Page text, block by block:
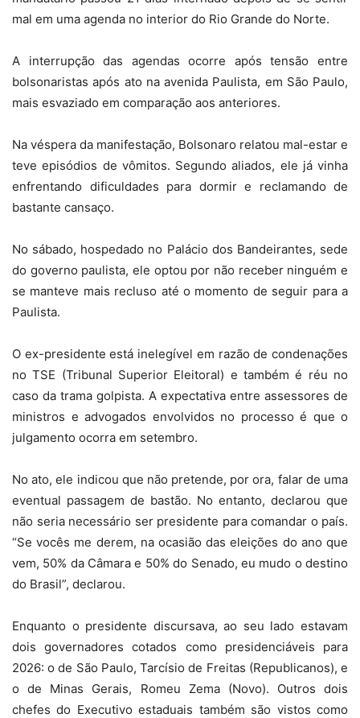
mal em uma agenda no interior do Rio Grande do Norte.
A interrupção das agendas ocorre após tensão entre
bolsonaristas após ato na avenida Paulista, em São Paulo,
mais esvaziado em comparação aos anteriores.
Na véspera da manifestação, Bolsonaro relatou mal-estar e
teve episódios de vômitos. Segundo aliados, ele já vinha
enfrentando dificuldades para dormir e reclamando de
bastante cansaço.
No sábado, hospedado no Palácio dos Bandeirantes, sede
do governo paulista, ele optou por não receber ninguém e
se manteve mais recluso até o momento de seguir para a
Paulista.
O ex-presidente está inelegível em razão de condenações
no TSE (Tribunal Superior Eleitoral) e também é réu no
caso da trama golpista. A expectativa entre assessores de
ministros e advogados envolvidos no processo é que o
julgamento ocorra em setembro.
No ato, ele indicou que não pretende, por ora, falar de uma
eventual passagem de bastão. No entanto, declarou que
não seria necessário ser presidente para comandar o país.
“Se vocês me derem, na ocasião das eleições do ano que
vem, 50% da Câmara e 50% do Senado, eu mudo o destino
do Brasil”, declarou.
Enquanto o presidente discursava, ao seu lado estavam
dois governadores cotados como presidenciáveis para
2026: o de São Paulo, Tarcísio de Freitas (Republicanos), e
o de Minas Gerais, Romeu Zema (Novo). Outros dois
chefes do Executivo estaduais também são vistos como